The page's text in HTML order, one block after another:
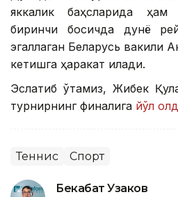
яккалик баҳсларида
биринчи босқичда дунё
эгаллаган Беларусь вакили
кетишга ҳаракат қилади.
Эслатиб ўтамиз, Жибек
турнирнинг финалига йўл
Теннис Спорт
Бекабат Узаков